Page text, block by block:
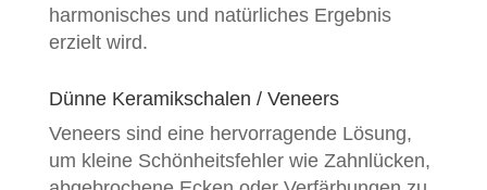
harmonisches und natürliches Ergebnis
erzielt wird.
Dünne Keramikschalen / Veneers
Veneers sind eine hervorragende Lösung,
um kleine Schönheitsfehler wie Zahnlücken,